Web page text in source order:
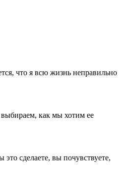
что я всю жизнь неправильно
как мы хотим ее
сделаете, вы почувствуете,